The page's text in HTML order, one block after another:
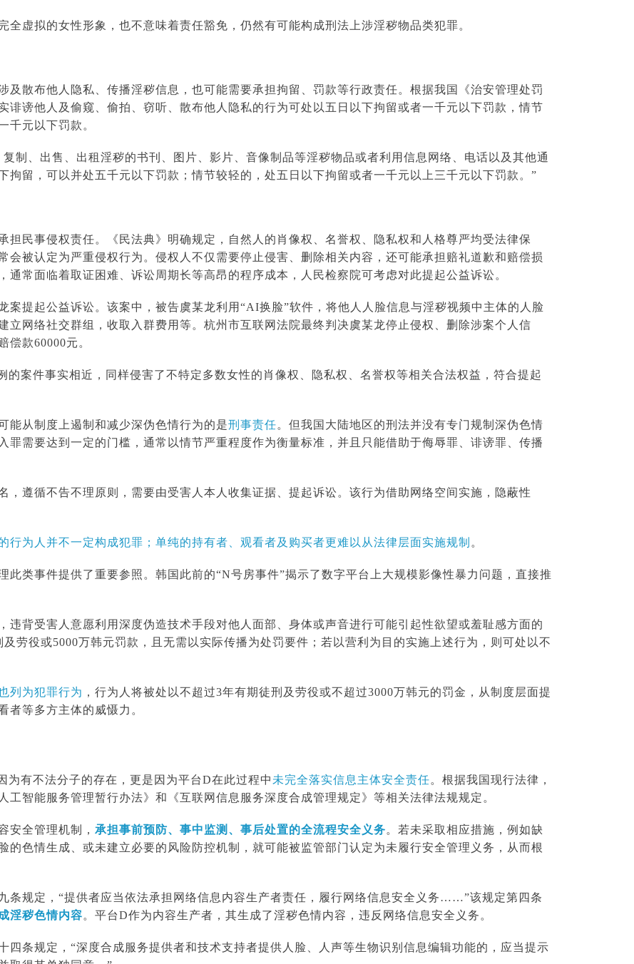
全虚拟的女性形象，也不意味着责任豁免，仍然有可能构成刑法上涉淫秽物品类犯罪。
及散布他人隐私、传播淫秽信息，也可能需要承担拘留、罚款等行政责任。根据我国《治安管理处罚
诽谤他人及偷窥、偷拍、窃听、散布他人隐私的行为可处以五日以下拘留或者一千元以下罚款，情节
千元以下罚款。
制、出售、出租淫秽的书刊、图片、影片、音像制品等淫秽物品或者利用信息网络、电话以及其他通
拘留，可以并处五千元以下罚款；情节较轻的，处五日以下拘留或者一千元以上三千元以下罚款。”
担民事侵权责任。《民法典》明确规定，自然人的肖像权、名誉权、隐私权和人格尊严均受法律保
会被认定为严重侵权行为。侵权人不仅需要停止侵害、删除相关内容，还可能承担赔礼道歉和赔偿损
通常面临着取证困难、诉讼周期长等高昂的程序成本，人民检察院可考虑对此提起公益诉讼。
案提起公益诉讼。该案中，被告虞某龙利用“AI换脸”软件，将他人人脸信息与淫秽视频中主体的人脸
立网络社交群组，收取入群费用等。杭州市互联网法院最终判决虞某龙停止侵权、删除涉案个人信
偿款60000元。
案件事实相近，同样侵害了不特定多数女性的肖像权、隐私权、名誉权等相关合法权益，符合提起
能从制度上遏制和减少深伪色情行为的是刑事责任。但我国大陆地区的刑法并没有专门规制深伪色情
罪需要达到一定的门槛，通常以情节严重程度作为衡量标准，并且只能借助于侮辱罪、诽谤罪、传播
，遵循不告不理原则，需要由受害人本人收集证据、提起诉讼。该行为借助网络空间实施，隐蔽性
行为人并不一定构成犯罪；单纯的持有者、观看者及购买者更难以从法律层面实施规制 。
此类事件提供了重要参照。韩国此前的“N号房事件”揭示了数字平台上大规模影像性暴力问题，直接推
违背受害人意愿利用深度伪造技术手段对他人面部、身体或声音进行可能引起性欲望或羞耻感方面的
劳役或5000万韩元罚款，且无需以实际传播为处罚要件；若以营利为目的实施上述行为，则可处以不
列为犯罪行为 ，行为人将被处以不超过3年有期徒刑及劳役或不超过3000万韩元的罚金，从制度层面提
者等多方主体的威慑力。
有不法分子的存在，更是因为平台D在此过程中 未完全落实信息主体安全责任。根据我国现行法律，
工智能服务管理暂行办法》和《互联网信息服务深度合 成管理规定》等相关法律法规规定。
安全管理机制， 承担事前预防、事中监测、事后处置的全流程安全义务。 若未采取相应措施，例如缺
的色情生成、或未建立必要的风险防控机制，就可能被监管部门认定为未履行安全管理义务，从而根
条规定，“提供者应当依法承担网络信息内容生产者责任，履行网络信息安全义务……”该规定第四条
淫秽色情内容。平台D作为内容生产者，其生成了淫秽色情内容，违反网络信息安全义务。
四条规定，“深度合成服务提供者和技术支持者提供人脸、人声等生物识别信息编辑功能的，应当提示